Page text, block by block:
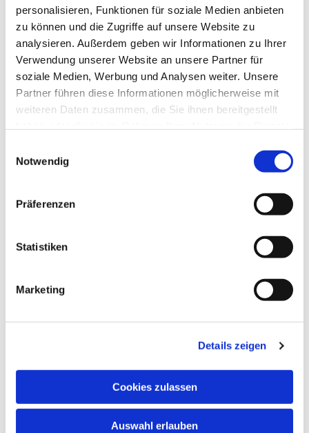
personalisieren, Funktionen für soziale Medien anbieten
zu können und die Zugriffe auf unsere Website zu
analysieren. Außerdem geben wir Informationen zu Ihrer
Verwendung unserer Website an unsere Partner für
soziale Medien, Werbung und Analysen weiter. Unsere
Partner führen diese Informationen möglicherweise mit
weiteren Daten zusammen, die Sie ihnen bereitgestellt
Notwendig
Präferenzen
Statistiken
Marketing
Details zeigen
Cookies zulassen
Auswahl erlauben